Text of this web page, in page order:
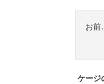
お
ケージ